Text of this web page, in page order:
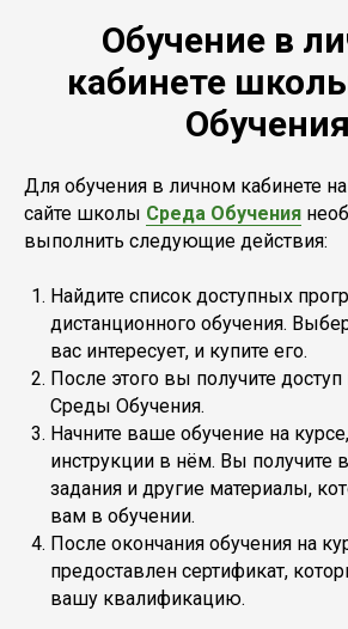
Обучение в
кабинете
Обучения
Для обучения в личном кабинете
сайте школы Среда Обучения
выполнить следующие действия:
Найдите список доступных
дистанционного обучения.
вас интересует, и купите его.
После этого вы получите
Среды Обучения.
Начните ваше обучение на
инструкции в нём. Вы получите
задания и другие материалы,
вам в обучении.
После окончания обучения на
предоставлен сертификат,
вашу квалификацию.